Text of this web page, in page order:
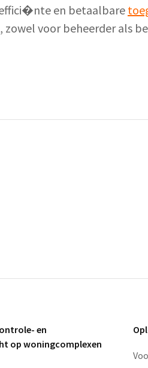
en betaalbare
zowel voor beheerder als
en
op woningcomplexen